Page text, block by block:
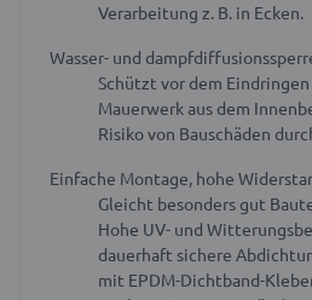
Verarbeitung z. B. in Ecken.
Wasser- und
Schützt vor dem
Mauerwerk aus dem
Risiko von Bauschäden
Einfache Montage, hohe
Gleicht besonders gut
Hohe UV- und
dauerhaft sichere
mit EPDM-Dichtband-